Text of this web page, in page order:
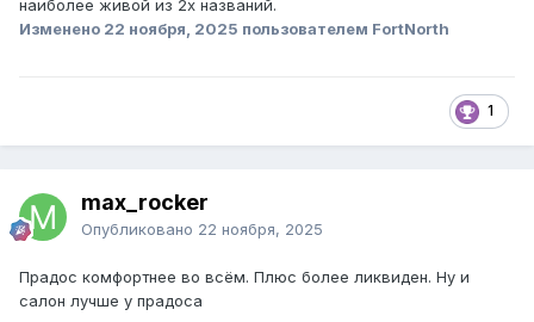
наиболее живой из 2х названий.
Изменено 22 ноября, 2025 пользователем FоrtNorth
1
max_rocker
Опубликовано 22 ноября, 2025
Прадос комфортнее во всём. Плюс более ликвиден. Ну и
салон лучше у прадоса